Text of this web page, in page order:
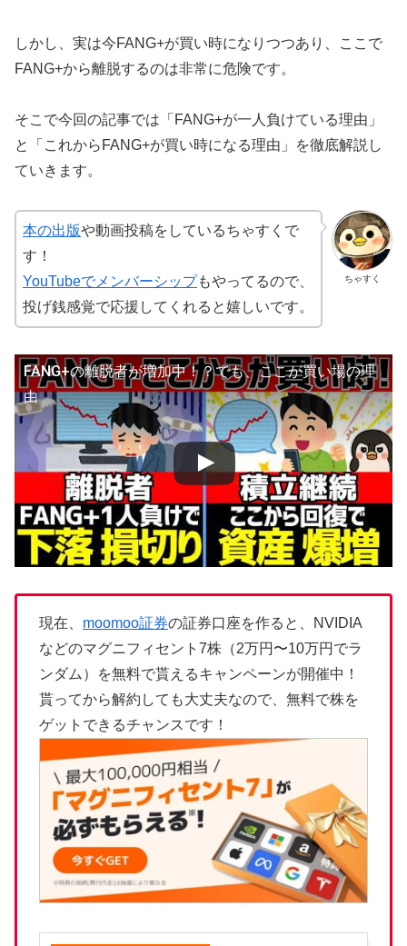
しかし、実は今FANG+が買い時になりつつあり、ここで
FANG+から離脱するのは非常に危険です。
そこで今回の記事では「FANG+が一人負けている理由」
と「これからFANG+が買い時になる理由」を徹底解説し
ていきます。
ちゃすく
本の出版や動画投稿をしているちゃすくで
す！
YouTubeでメンバーシップもやってるので、
投げ銭感覚で応援してくれると嬉しいです。
FANG+の離脱者が増加中！？でも、ここが買い場の理
由
現在、 moomoo証券の証券口座を作ると、NVIDIA
などのマグニフィセント7株（2万円〜10万円でラ
ンダム）を無料で貰えるキャンペーンが開催中！
貰ってから解約しても大丈夫なので、無料で株を
ゲットできるチャンスです！